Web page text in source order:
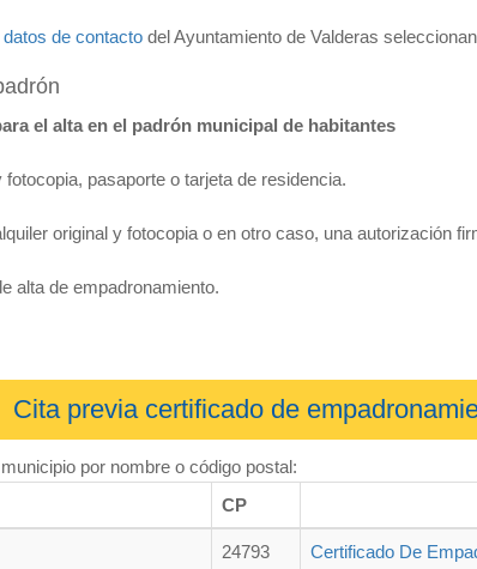
datos de contacto del Ayuntamiento de Valderas
el alta en el padrón municipal de habitantes
fotocopia, pasaporte o tarjeta de residencia.
original y fotocopia o en otro caso, una autorización
alta de empadronamiento.
Cita previa certificado de
por nombre o código postal:
CP
24793 Certificado De